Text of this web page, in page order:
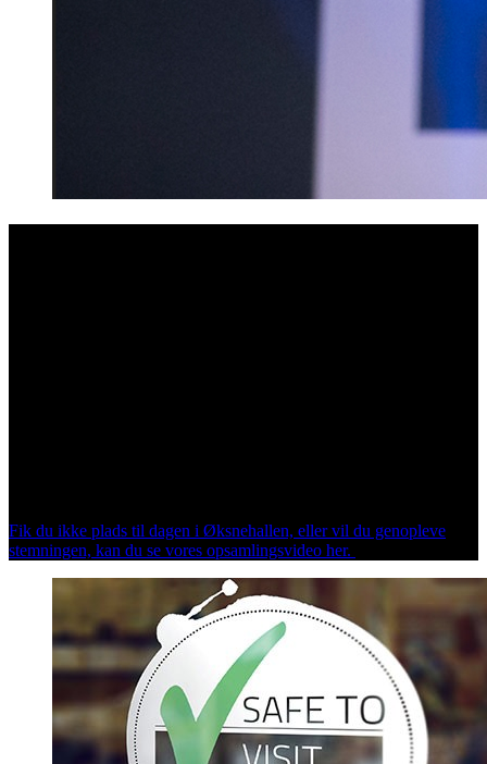
Fik du ikke plads til dagen i Øksnehallen, eller vil du genopleve
stemningen, kan du se vores opsamlingsvideo her.